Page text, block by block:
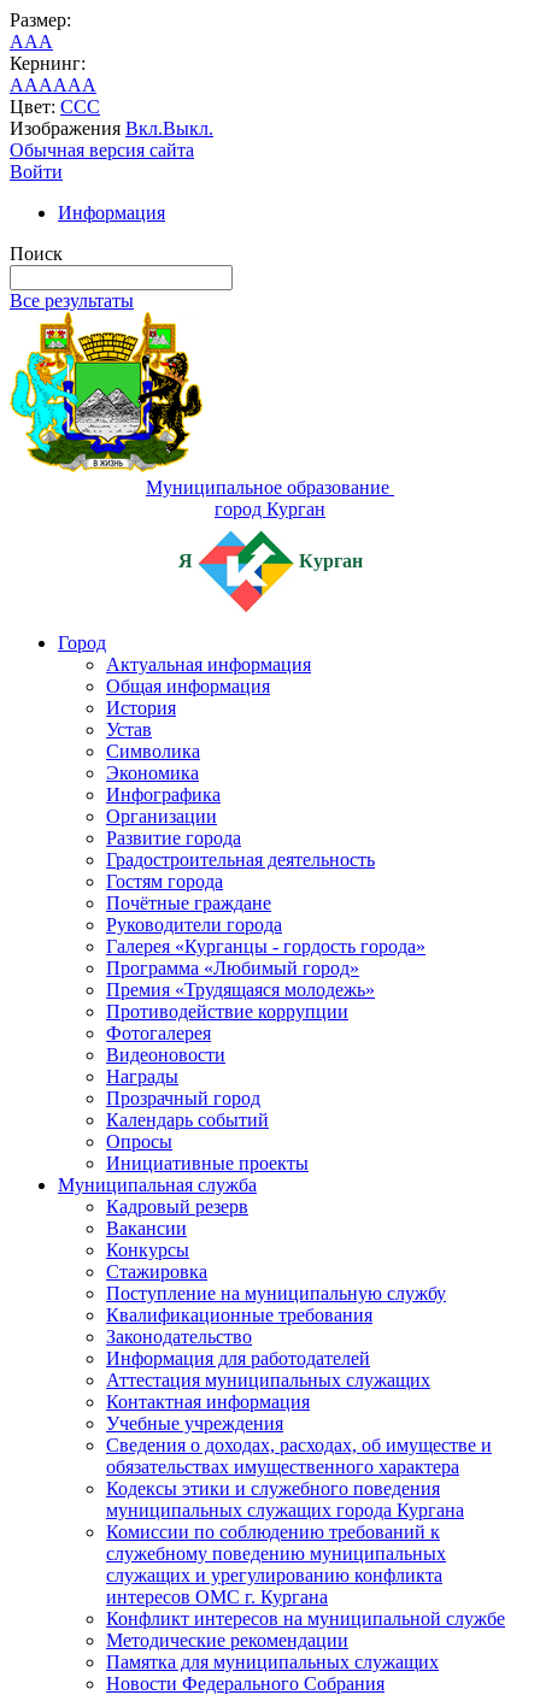
Размер:
AAA
Кернинг:
AAAAAA
Цвет: CCC
Изображения Вкл.Выкл.
Обычная версия сайта
Войти
Информация
Поиск
Все результаты
Муниципальное образование
город Курган
Я Курган
Город
Актуальная информация
Общая информация
История
Устав
Символика
Экономика
Инфографика
Организации
Развитие города
Градостроительная деятельность
Гостям города
Почётные граждане
Руководители города
Галерея «Курганцы - гордость города»
Программа «Любимый город»
Премия «Трудящаяся молодежь»
Противодействие коррупции
Фотогалерея
Видеоновости
Награды
Прозрачный город
Календарь событий
Опросы
Инициативные проекты
Муниципальная служба
Кадровый резерв
Вакансии
Конкурсы
Стажировка
Поступление на муниципальную службу
Квалификационные требования
Законодательство
Информация для работодателей
Аттестация муниципальных служащих
Контактная информация
Учебные учреждения
Сведения о доходах, расходах, об имуществе и
обязательствах имущественного характера
Кодексы этики и служебного поведения
муниципальных служащих города Кургана
Комиссии по соблюдению требований к
служебному поведению муниципальных
служащих и урегулированию конфликта
интересов ОМС г. Кургана
Конфликт интересов на муниципальной службе
Методические рекомендации
Памятка для муниципальных служащих
Новости Федерального Cобрания